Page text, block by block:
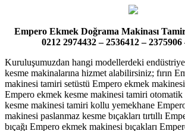
Empero Ekmek Doğrama Makinası
0212 2974432 – 2536412 – 2375906
Kuruluşumuzdan hangi modellerdeki
kesme makinalarına hizmet alabilirsiniz; fırın
makinesi tamiri setüstü Empero ekmek
Empero ekmek kesme makinesi tamiri
kesme makinesi tamiri kollu yemekhane
makinesi paslanmaz kesme bıçakları tırtıllı
bıçağı Empero ekmek makinesi bıçakları